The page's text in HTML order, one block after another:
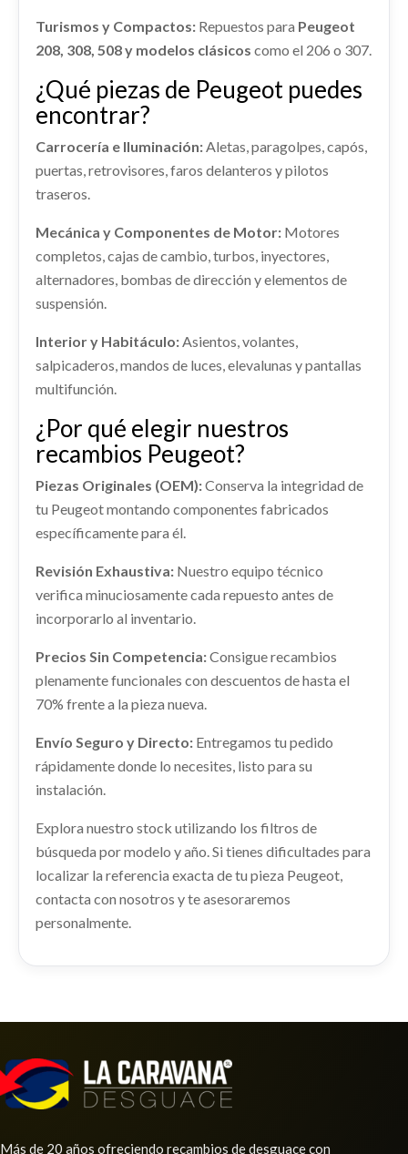
PANEL FRONTAL
PANEL FRONTAL usado.
Ref: 2371103
Consultar
PEUGEOT 508 ACTIVE
Ref: 2371115 OEM: 9006S0
79,43 €
RETROVISOR DERECHO 8154SJ
PEUGEOT 508 ACTIVE
Consultar
TAPA EXTERIOR COMBUSTIBLE usado.
PEUGEOT 508 ACTIVE
2371055
COLUMNA DIRECCION
PEUGEOT 508 ACTIVE
Ref: 2371066
Consultar
MANGUETA DELANTERA DERECHA usado.
PEUGEOT 508 ACTIVE
Ref: 2371098
CENTRALITA AIRBAG
CENTRALITA AIRBAG usado.
PEUGEOT 508 ACTIVE
Ref: 2371063
Consultar
CENTRALITA MOTOR UCE
CENTRALITA MOTOR UCE usado.
PEUGEOT 508 ACTIVE
Ref: 2371064
CONMUTADOR DE ARRANQUE
CONMUTADOR DE ARRANQUE usado.
Ref: 2371067
APOYABRAZOS CENTRAL
APOYABRAZOS CENTRAL usado.
PEUGEOT 508 ACTIVE
Ref:
Consultar
BANDEJA TRASERA usado.
PEUGEOT 508 ACTIVE
Ref: 2371054
Consultar
Ref: 2371079
Consultar
DESPIECE MOTOR usado.
PEUGEOT 508 ACTIVE
Ref: 2371070
MOTOR COMPLETO RHHDW10CTED4 usado.
PEUGEOT 508 ACTIVE
2371101
Consultar
AMORTIGUADOR DELANTERO DERECHO
PEUGEOT 508 ACTIVE
Ref: 2371049
Consultar
IZQUIERDO
AMORTIGUADOR DELANTERO IZQUIERDO
usado.
Turismos y Compactos: Repuestos para Peugeot
208, 308, 508 y modelos clásicos como el 206 o 307.
¿Qué piezas de Peugeot puedes
encontrar?
Carrocería e Iluminación: Aletas, paragolpes, capós,
puertas, retrovisores, faros delanteros y pilotos
traseros.
Mecánica y Componentes de Motor: Motores
completos, cajas de cambio, turbos, inyectores,
alternadores, bombas de dirección y elementos de
suspensión.
Interior y Habitáculo: Asientos, volantes,
salpicaderos, mandos de luces, elevalunas y pantallas
multifunción.
¿Por qué elegir nuestros
recambios Peugeot?
Piezas Originales (OEM):Conserva la integridad de
tu Peugeot montando componentes fabricados
específicamente para él.
Revisión Exhaustiva: Nuestro equipo técnico
verifica minuciosamente cada repuesto antes de
incorporarlo al inventario.
Precios Sin Competencia:Consigue recambios
plenamente funcionales con descuentos de hasta el
70% frente a la pieza nueva.
Envío Seguro y Directo: Entregamos tu pedido
rápidamente donde lo necesites, listo para su
instalación.
Explora nuestro stock utilizando los filtros de
búsqueda por modelo y año. Si tienes dificultades para
localizar la referencia exacta de tu pieza Peugeot,
contacta con nosotros y te asesoraremos
personalmente.
Más de 20 años ofreciendo recambios de desguace con